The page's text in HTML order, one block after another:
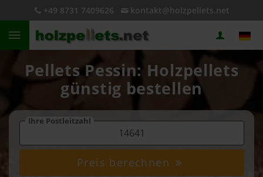
+49 8731 7409626 kontakt@holzpellets.net
Pellets Pessin: Holzpellets
günstig bestellen
Ihre Postleitzahl
Preis berechnen